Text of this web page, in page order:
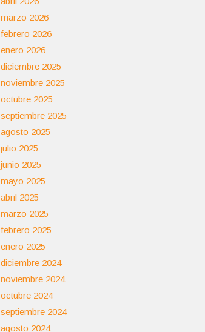
marzo 2026
febrero 2026
enero 2026
diciembre 2025
noviembre 2025
octubre 2025
septiembre 2025
agosto 2025
julio 2025
junio 2025
mayo 2025
abril 2025
marzo 2025
febrero 2025
enero 2025
diciembre 2024
noviembre 2024
octubre 2024
septiembre 2024
agosto 2024